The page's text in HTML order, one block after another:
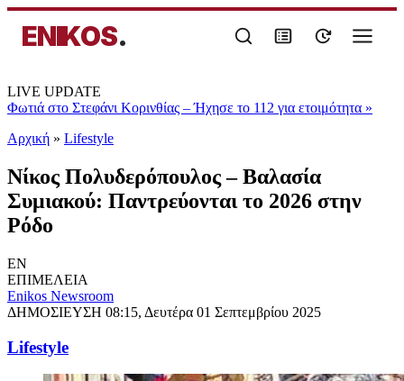
ENIKOS.
LIVE UPDATE
Φωτιά στο Στεφάνι Κορινθίας – Ήχησε το 112 για ετοιμότητα »
Αρχική » Lifestyle
Νίκος Πολυδερόπουλος – Βαλασία
Συμιακού: Παντρεύονται το 2026 στην
Ρόδο
EN
ΕΠΙΜΕΛΕΙΑ
Enikos Newsroom
ΔΗΜΟΣΙΕΥΣΗ 08:15, Δευτέρα 01 Σεπτεμβρίου 2025
Lifestyle